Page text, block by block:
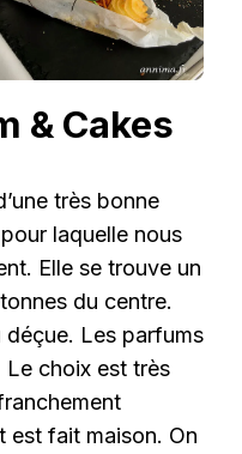
& Cakes
très bonne
laquelle nous
Elle se trouve un
du centre.
déçue. Les parfums
Le choix est très
est fait maison. On